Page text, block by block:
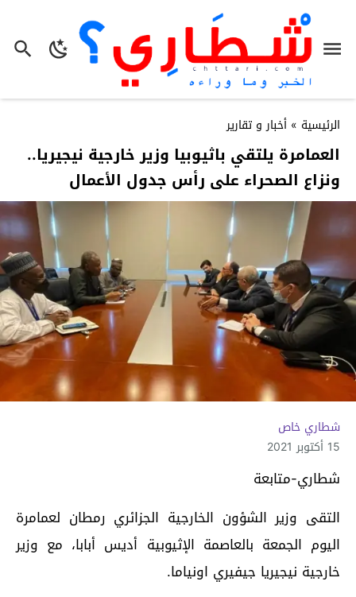
الرئيسية » أخبار و تقارير
العمامرة يلتقي باثيوبيا وزير خارجية نيجيريا..
ونزاع الصحراء على رأس جدول الأعمال
شطاري خاص
15 أكتوبر 2021
شطاري-متابعة
التقى وزير الشؤون الخارجية الجزائري رمطان لعمامرة
اليوم الجمعة بالعاصمة الإثيوبية أديس أبابا، مع وزير
خارجية نيجيريا جيفيري اونیاما.